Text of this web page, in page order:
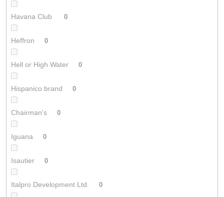
Havana Club 0
Heffron 0
Hell or High Water 0
Hispanico brand 0
Chairman's 0
Iguana 0
Isautier 0
Italpro Development Ltd. 0